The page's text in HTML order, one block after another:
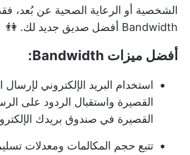
الشخصية أو الرعاية الصحية عن بُعد،
Bandwidth أفضل صديق جديد لك. 👫
أفضل ميزات Bandwidth:
استخدام البريد الإلكتروني لإرسال
القصيرة واستقبال الردود على
القصيرة في صندوق بريدك
تتبع حجم المكالمات ومعدلات